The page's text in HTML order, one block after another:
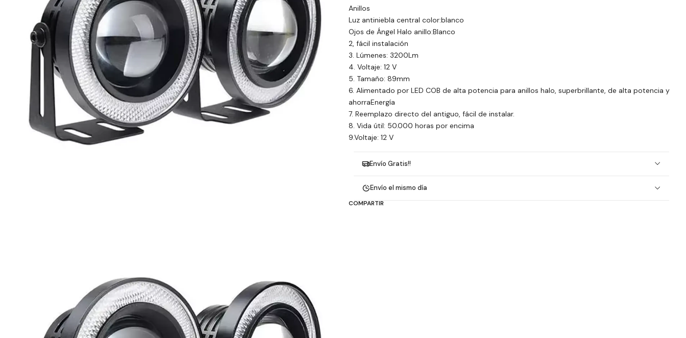
Anillos
Luz antiniebla central color:blanco
Ojos de Ángel Halo anillo:Blanco
2, fácil instalación
3. Lúmenes: 3200Lm
4. Voltaje: 12 V
5. Tamaño: 89mm
6. Alimentado por LED COB de alta potencia para anillos halo, superbrillante, de alta potencia y
ahorraEnergía
7. Reemplazo directo del antiguo, fácil de instalar.
8. Vida útil: 50.000 horas por encima
9.Voltaje: 12 V
Envío Gratis!!
Envío el mismo día
COMPARTIR